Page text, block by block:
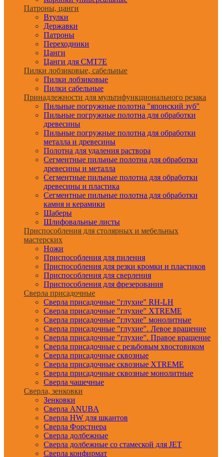
Патроны, цанги
Втулки
Державки
Патроны
Переходники
Цанги
Цанги для CMT7E
Пилки лобзиковые, сабельные
Пилки лобзиковые
Пилки сабельные
Принадлежности для мультифункционального резака
Пильные погружные полотна "японский зуб"
Пильные погружные полотна для обработки
древесины
Пильные погружные полотна для обработки
металла и древесины
Полотна для удаления раствора
Сегментные пильные полотна для обработки
древесины и металла
Сегментные пильные полотна для обработки
древесины и пластика
Сегментные пильные полотна для обработки
камня и керамики
Шаберы
Шлифовальные листы
Приспособления для столярных и мебельных
мастерских
Ножи
Приспособления для пиления
Приспособления для резки кромки и пластиков
Приспособления для сверления
Приспособления для фрезерования
Сверла присадочные
Сверла присадочные "глухие" RH-LH
Сверла присадочные "глухие" XTREME
Сверла присадочные "глухие" монолитные
Сверла присадочные "глухие". Левое вращение
Сверла присадочные "глухие". Правое вращение
Сверла присадочные с резьбовым хвостовиком
Сверла присадочные сквозные
Сверла присадочные сквозные XTREME
Сверла присадочные сквозные монолитные
Сверла чашечные
Сверла, зенковки
Зенковки
Сверла ANUBA
Сверла HW для шкантов
Сверла Форстнера
Сверла долбежные
Сверла долбежные со стамеской для JET
Сверла конфирмат